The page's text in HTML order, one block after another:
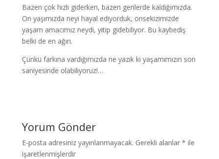
Bazen çok hızlı giderken, bazen gerilerde kaldığımızda.
On yaşımızda neyi hayal ediyorduk, onsekizimizde
yaşam amacımız neydi, yitip gidebiliyor. Bu kaybediş
belki de en ağırı.
Çünkü farkına vardığımızda ne yazık ki yaşamımızın son
saniyesinde olabiliyoruz!…
Yorum Gönder
E-posta adresiniz yayınlanmayacak. Gerekli alanlar * ile
işaretlenmişlerdir